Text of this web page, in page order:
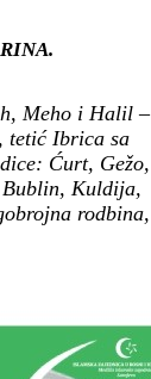
Meho i Halil –
tetić Ibrica sa
Ćurt, Gežo,
Bublin, Kuldija,
rodbina,